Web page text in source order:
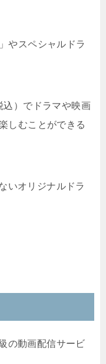
やスペシャルドラ
）でドラマや映画
しむことができる
いオリジナルドラ
の動画配信サービ